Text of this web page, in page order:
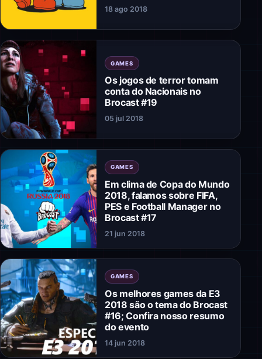
18 ago 2018
GAMES
Os jogos de terror tomam
conta do Nacionais no
Brocast #19
05 jul 2018
GAMES
Em clima de Copa do Mundo
2018, falamos sobre FIFA,
PES e Football Manager no
Brocast #17
21 jun 2018
GAMES
Os melhores games da E3
2018 são o tema do Brocast
#16; Confira nosso resumo
do evento
14 jun 2018